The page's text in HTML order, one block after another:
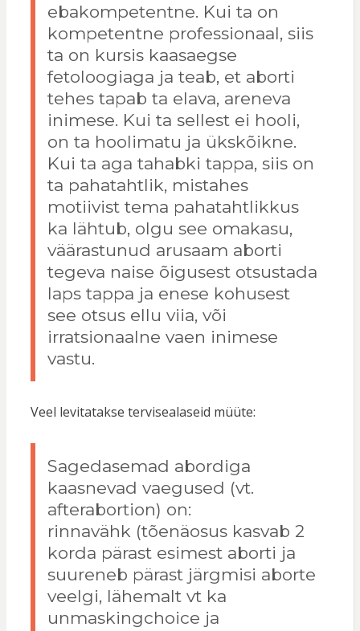
ebakompetentne. Kui ta on
kompetentne professionaal, siis
ta on kursis kaasaegse
fetoloogiaga ja teab, et aborti
tehes tapab ta elava, areneva
inimese. Kui ta sellest ei hooli,
on ta hoolimatu ja ükskõikne.
Kui ta aga tahabki tappa, siis on
ta pahatahtlik, mistahes
motiivist tema pahatahtlikkus
ka lähtub, olgu see omakasu,
väärastunud arusaam aborti
tegeva naise õigusest otsustada
laps tappa ja enese kohusest
see otsus ellu viia, või
irratsionaalne vaen inimese
vastu.
Veel levitatakse tervisealaseid müüte:
Sagedasemad abordiga
kaasnevad vaegused (vt.
afterabortion) on:
rinnavähk (tõenäosus kasvab 2
korda pärast esimest aborti ja
suureneb pärast järgmisi aborte
veelgi, lähemalt vt ka
unmaskingchoice ja